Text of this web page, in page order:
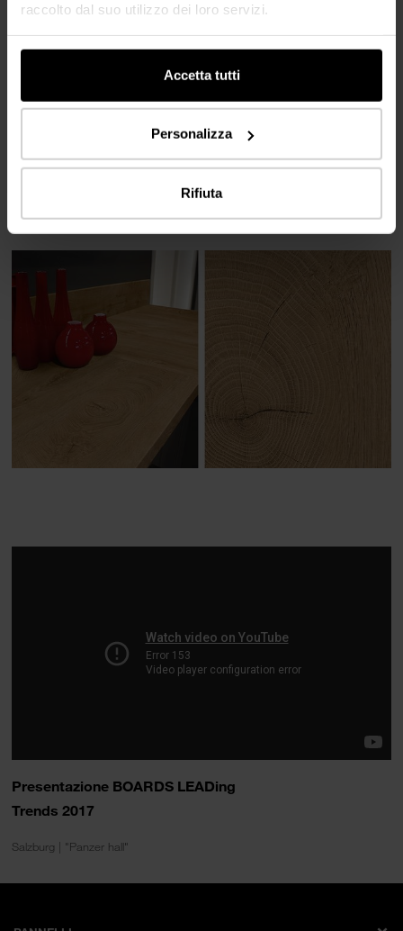
raccolto dal suo utilizzo dei loro servizi.
Accetta tutti
Personalizza
Rifiuta
K5414 RO Rovere ENDgrain Classic
Disponibile in:
Pannelli in laminato stratificato (in AW struttura)
Piani di lavoro con ABS bordo
Presentazione BOARDS LEADing
Trends 2017
Salzburg | "Panzer hall"